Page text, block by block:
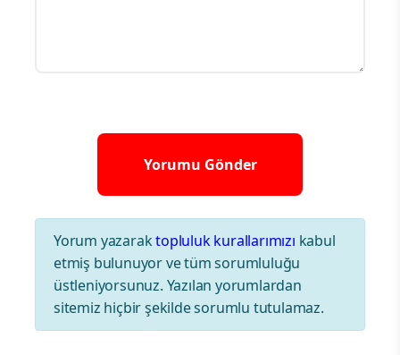
Yorum yazaraktopluluk kurallarımızı kabul
etmiş bulunuyor ve tüm sorumluluğu
üstleniyorsunuz. Yazılan yorumlardan
sitemiz hiçbir şekilde sorumlu tutulamaz.